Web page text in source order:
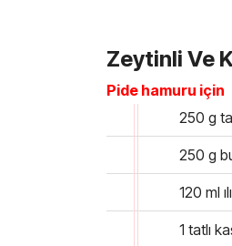
Zeytinli Ve
Pide hamuru için
250 g
250 g
120 ml
1 tatlı